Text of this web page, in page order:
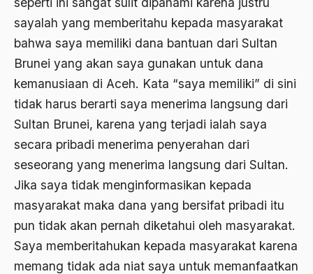
sayalah yang memberitahu kepada masyarakat
bahwa saya memiliki dana bantuan dari Sultan
Brunei yang akan saya gunakan untuk dana
kemanusiaan di Aceh. Kata “saya memiliki” di sini
tidak harus berarti saya menerima langsung dari
Sultan Brunei, karena yang terjadi ialah saya
secara pribadi menerima penyerahan dari
seseorang yang menerima langsung dari Sultan.
Jika saya tidak menginformasikan kepada
masyarakat maka dana yang bersifat pribadi itu
pun tidak akan pernah diketahui oleh masyarakat.
Saya memberitahukan kepada masyarakat karena
memang tidak ada niat saya untuk memanfaatkan
Anti Kekerasan
Anti Klimak
Anti-Kekerasan
António de Oliveira Salazar
Antonio Gramsci
antropologi
antroposentrisme
Anwar Sadat